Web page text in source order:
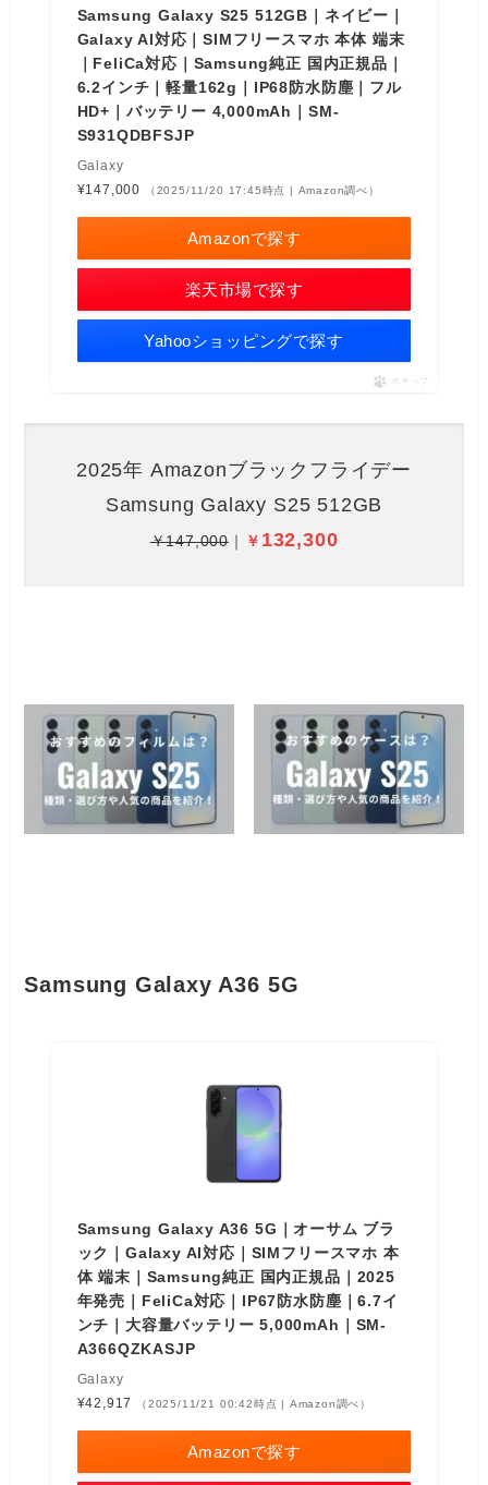
Samsung Galaxy S25 512GB｜ネイビー｜
Galaxy AI対応｜SIMフリースマホ 本体 端末
｜FeliCa対応｜Samsung純正 国内正規品｜
6.2インチ｜軽量162g｜IP68防水防塵｜フル
HD+｜バッテリー 4,000mAh｜SM-
S931QDBFSJP
Galaxy
¥147,000
（2025/11/20 17:45時点 | Amazon調べ）
Amazonで探す
楽天市場で探す
Yahooショッピングで探す
ポチップ
2025年 Amazonブラックフライデー
Samsung Galaxy S25 512GB
￥147,000 ｜ ￥ 132,300
Samsung Galaxy A36 5G
Samsung Galaxy A36 5G｜オーサム ブラ
ック｜Galaxy AI対応｜SIMフリースマホ 本
体 端末｜Samsung純正 国内正規品｜2025
年発売｜FeliCa対応｜IP67防水防塵｜6.7イ
ンチ｜大容量バッテリー 5,000mAh｜SM-
A366QZKASJP
Galaxy
¥42,917
（2025/11/21 00:42時点 | Amazon調べ）
Amazonで探す